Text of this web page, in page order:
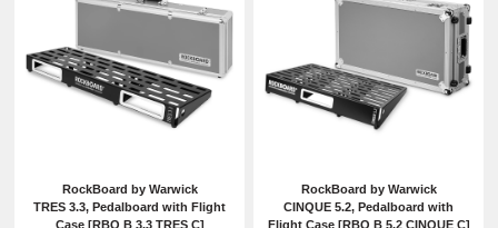
RockBoard by Warwick
TRES 3.3, Pedalboard with Flight
Case [RBO B 3.3 TRES C]
RockBoard by Warwick
CINQUE 5.2, Pedalboard with
Flight Case [RBO B 5.2 CINQUE C]